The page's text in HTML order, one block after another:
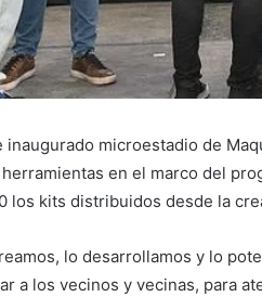
inaugurado microestadio de
en el marco del
los kits distribuidos desde la
lo desarrollamos y lo
a los vecinos y vecinas, para